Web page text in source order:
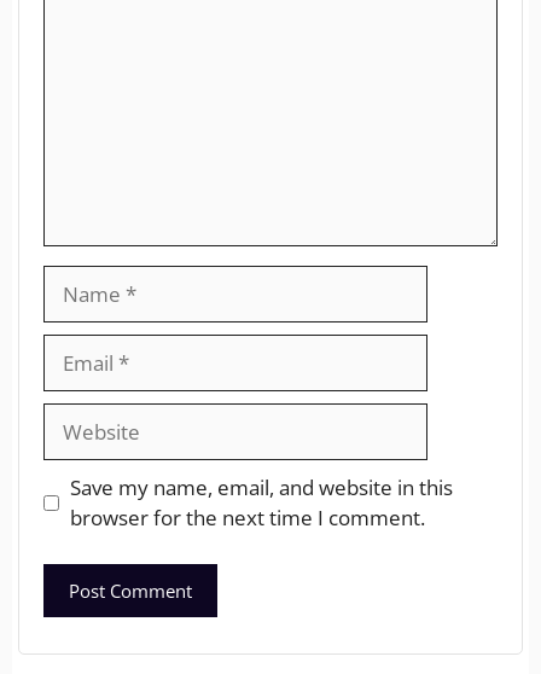
Save my name, email, and website in this
browser for the next time I comment.